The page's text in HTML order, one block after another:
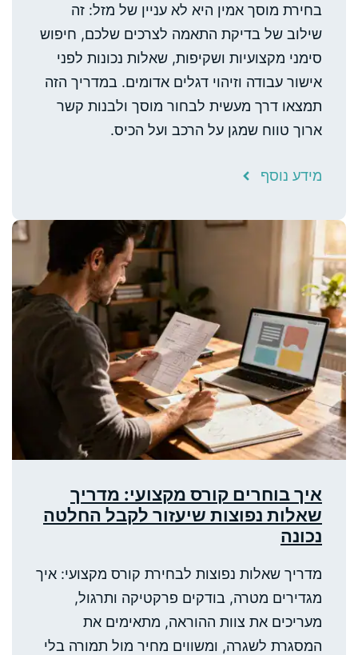
בחירת מוסך אמין היא לא עניין של מזל: זה
שילוב של בדיקת התאמה לצרכים שלכם, חיפוש
סימני מקצועיות ושקיפות, שאלות נכונות לפני
אישור עבודה וזיהוי דגלים אדומים. במדריך הזה
תמצאו דרך מעשית לבחור מוסך ולבנות קשר
ארוך טווח שמגן על הרכב ועל הכיס.
מידע נוסף
איך בוחרים קורס מקצועי: מדריך
שאלות נפוצות שיעזור לקבל החלטה
נכונה
מדריך שאלות נפוצות לבחירת קורס מקצועי: איך
מגדירים מטרה, בודקים פרקטיקה ותרגול,
מעריכים את צוות ההוראה, מתאימים את
המסגרת לשגרה, ומשווים מחיר מול תמורה בלי